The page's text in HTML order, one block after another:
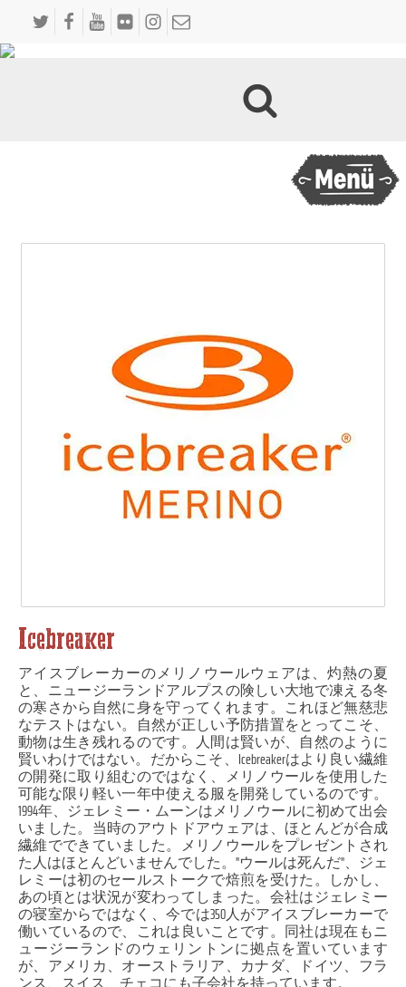
Icebreaker
アイスブレーカーのメリノウールウェアは、灼熱の夏
と、ニュージーランドアルプスの険しい大地で凍える冬
の寒さから自然に身を守ってくれます。これほど無慈悲
なテストはない。自然が正しい予防措置をとってこそ、
動物は生き残れるのです。人間は賢いが、自然のように
賢いわけではない。だからこそ、Icebreakerはより良い繊維
の開発に取り組むのではなく、メリノウールを使用した
可能な限り軽い一年中使える服を開発しているのです。
1994年、ジェレミー・ムーンはメリノウールに初めて出会
いました。当時のアウトドアウェアは、ほとんどが合成
繊維でできていました。メリノウールをプレゼントされ
た人はほとんどいませんでした。"ウールは死んだ"、ジェ
レミーは初のセールストークで焙煎を受けた。しかし、
あの頃とは状況が変わってしまった。会社はジェレミー
の寝室からではなく、今では350人がアイスブレーカーで
働いているので、これは良いことです。同社は現在もニ
ュージーランドのウェリントンに拠点を置いています
が、アメリカ、オーストラリア、カナダ、ドイツ、フラ